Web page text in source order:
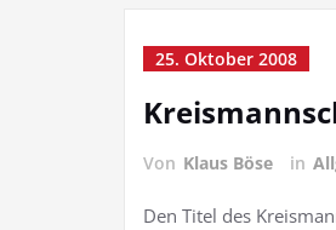
25. Oktober 2008
Von Klaus Böse in
Den Titel des